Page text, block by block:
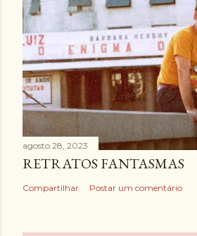
agosto 28, 2023
RETRATOS FANTASMAS
Compartilhar Postar um comentário